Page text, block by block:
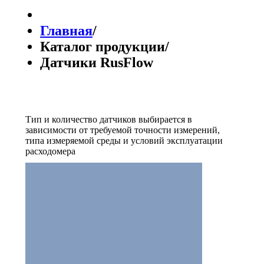
Главная/
Каталог продукции/
Датчики RusFlow
Тип и количество датчиков выбирается в
зависимости от требуемой точности измерений,
типа измеряемой среды и условий эксплуатации
расходомера